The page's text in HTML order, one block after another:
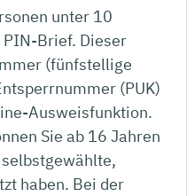
unter 10
Brief. Dieser
(fünfstellige
(PUK)
Ausweisfunktion.
Sie ab 16 Jahren
haben. Bei der